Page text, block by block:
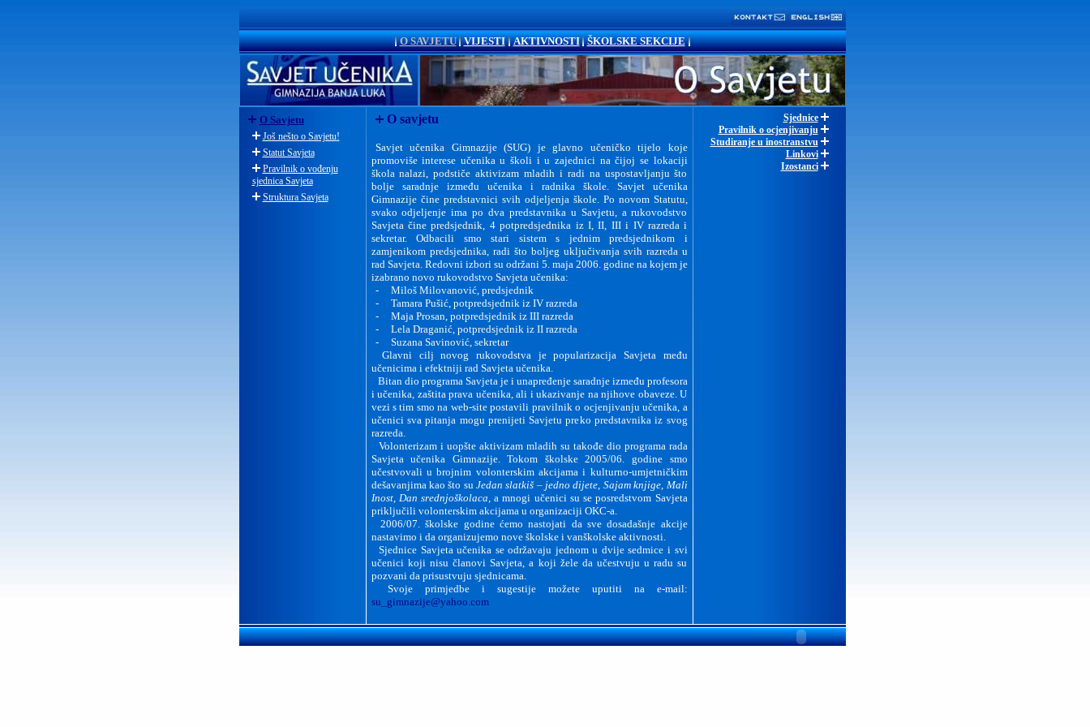
O SAVJETU VIJESTI AKTIVNOSTI ŠKOLSKE SEKCIJE
O Savjetu
Još nešto o Savjetu!
Statut Savjeta
Pravilnik o vođenju
sjednica Savjeta
Struktura Savjeta
O savjetu
Savjet učenika Gimnazije (SUG) je glavno učeničko tijelo koje
promoviše interese učenika u školi i u zajednici na čijoj se lokaciji
škola nalazi, podstiče aktivizam mladih i radi na uspostavljanju što
bolje saradnje između učenika i radnika škole. Savjet učenika
Gimnazije čine predstavnici svih odjeljenja škole. Po novom Statutu,
svako odjeljenje ima po dva predstavnika u Savjetu, a rukovodstvo
Savjeta čine predsjednik, 4 potpredsjednika iz I, II, III i IV razreda i
sekretar. Odbacili smo stari sistem s jednim predsjednikom i
zamjenikom predsjednika, radi što boljeg uključivanja svih razreda u
rad Savjeta. Redovni izbori su održani 5. maja 2006. godine na kojem je
izabrano novo rukovodstvo Savjeta učenika:
-
Miloš Milovanović, predsjednik
-
Tamara Pušić, potpredsjednik iz IVrazreda
-
Maja Prosan, potpredsjednik iz IIIrazreda
-
Lela Draganić, potpredsjednik iz IIrazreda
-
Suzana Savinović, sekretar
Glavni cilj novog rukovodstva je popularizacija Savjeta među
učenicima i efektniji rad Savjeta učenika.
Bitan dio programa Savjeta je i unapređenje saradnje između profesora
i učenika, zaštita prava učenika, ali i ukazivanje na njihove obaveze. U
vezi s tim smo na web-site postavili pravilnik o ocjenjivanju učenika, a
učenici sva pitanja mogu prenijeti Savjetu preko predstavnika iz svog
razreda.
Volonterizam i uopšte aktivizam mladih su takođe dio programa rada
Savjeta učenika Gimnazije. Tokom školske 2005/06. godine smo
učestvovali u brojnim volonterskim akcijama i kulturno-umjetničkim
dešavanjima kao što su Jedan slatkiš – jedno dijete, Sajam knjige, Mali
Inost, Dan srednjoškolaca, a mnogi učenici su se posredstvom Savjeta
priključili volonterskim akcijama u organizaciji OKC-a.
2006/07. školske godine ćemo nastojati da sve dosadašnje akcije
nastavimo i da organizujemo nove školske i vanškolske aktivnosti.
Sjednice Savjeta učenika se održavaju jednom u dvije sedmice i svi
učenici koji nisu članovi Savjeta, a koji žele da učestvuju u radu su
pozvani da prisustvuju sjednicama.
Svoje primjedbe i sugestije možete uputiti na e-mail:
su_gimnazije@yahoo.com
Sjednice
Pravilnik o ocjenjivanju
Studiranje u inostranstvu
Linkovi
Izostanci